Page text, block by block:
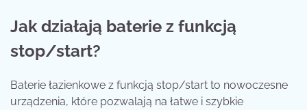
Jak działają baterie z funkcją
stop/start?
Baterie łazienkowe z funkcją stop/start to nowoczesne
urządzenia, które pozwalają na łatwe i szybkie